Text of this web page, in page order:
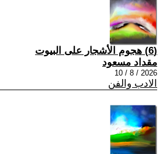
(6) هجوم الأشجار على البيوت
مقداد مسعود
2026 / 8 / 10
الادب والفن